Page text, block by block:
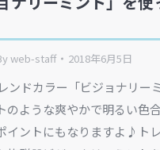
web-staff 2018年6月5日
ンドカラー「ビジョナリー
のような爽やかで明るい色
イントにもなりますよ♪ト